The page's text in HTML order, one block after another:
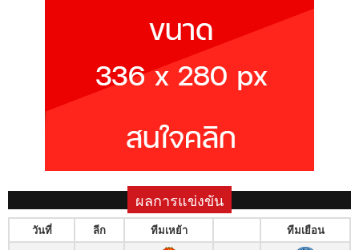
ผลการแข่งขัน
วันที่ ลีก ทีมเหย้า ทีมเยือน